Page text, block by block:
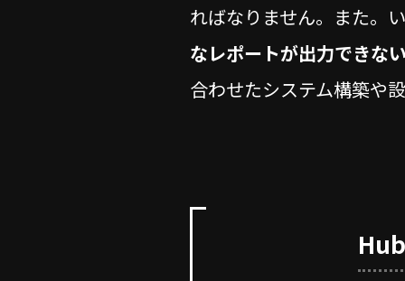
ればなりません。また。
なレポートが出力できな
合わせたシステム構築や